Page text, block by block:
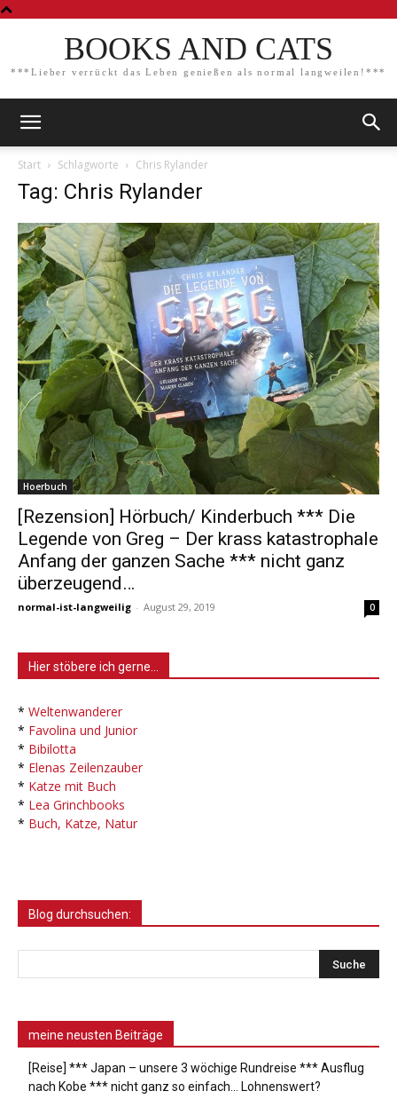
BOOKS AND CATS
***Lieber verrückt das Leben genießen als normal langweilen!***
Start Schlagworte Chris Rylander
Tag: Chris Rylander
Hoerbuch
[Rezension] Hörbuch/ Kinderbuch *** Die
Legende von Greg – Der krass katastrophale
Anfang der ganzen Sache *** nicht ganz
überzeugend…
normal-ist-langweilig - August 29, 2019 0
Hier stöbere ich gerne…
* Weltenwanderer
* Favolina und Junior
* Bibilotta
* Elenas Zeilenzauber
* Katze mit Buch
* Lea Grinchbooks
* Buch, Katze, Natur
Blog durchsuchen:
meine neusten Beiträge
[Reise] *** Japan – unsere 3 wöchige Rundreise *** Ausflug
nach Kobe *** nicht ganz so einfach… Lohnenswert?